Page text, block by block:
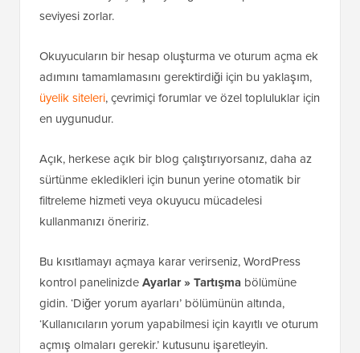
üyelik siteleri, çevrimiçi forumlar ve özel topluluklar için
Açık, herkese açık bir blog çalıştırıyorsanız, daha az
sürtünme ekledikleri için bunun yerine otomatik bir
filtreleme hizmeti veya okuyucu mücadelesi
Bu kısıtlamayı açmaya karar verirseniz, WordPress
kontrol panelinizdeAyarlar » Tartışmabölümüne
gidin. ‘Diğer yorum ayarları’ bölümünün altında,
açmış olmaları gerekir.’ kutusunu işaretleyin.